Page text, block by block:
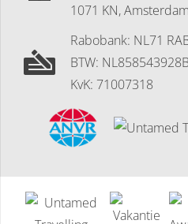
1071 KN, Amsterdam
Rabobank: NL71
BTW:
KvK: 71007318